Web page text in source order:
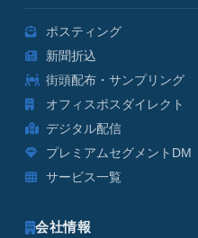
ポスティング
新聞折込
街頭配布・サンプリング
オフィスポスダイレクト
デジタル配信
プレミアムセグメントDM
サービス一覧
会社情報